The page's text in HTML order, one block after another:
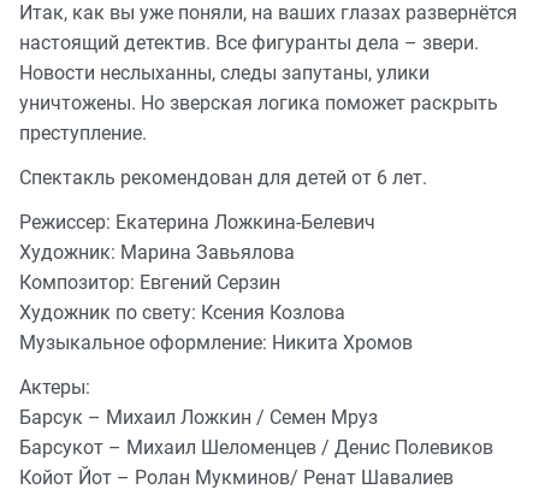
Итак, как вы уже поняли, на ваших глазах развернётся
настоящий детектив. Все фигуранты дела – звери.
Новости неслыханны, следы запутаны, улики
уничтожены. Но зверская логика поможет раскрыть
преступление.
Спектакль рекомендован для детей от 6 лет.
Режиссер: Екатерина Ложкина-Белевич
Художник: Марина Завьялова
Композитор: Евгений Серзин
Художник по свету: Ксения Козлова
Музыкальное оформление: Никита Хромов
Актеры:
Барсук – Михаил Ложкин / Семен Мруз
Барсукот – Михаил Шеломенцев / Денис Полевиков
Койот Йот – Ролан Мукминов/ Ренат Шавалиев